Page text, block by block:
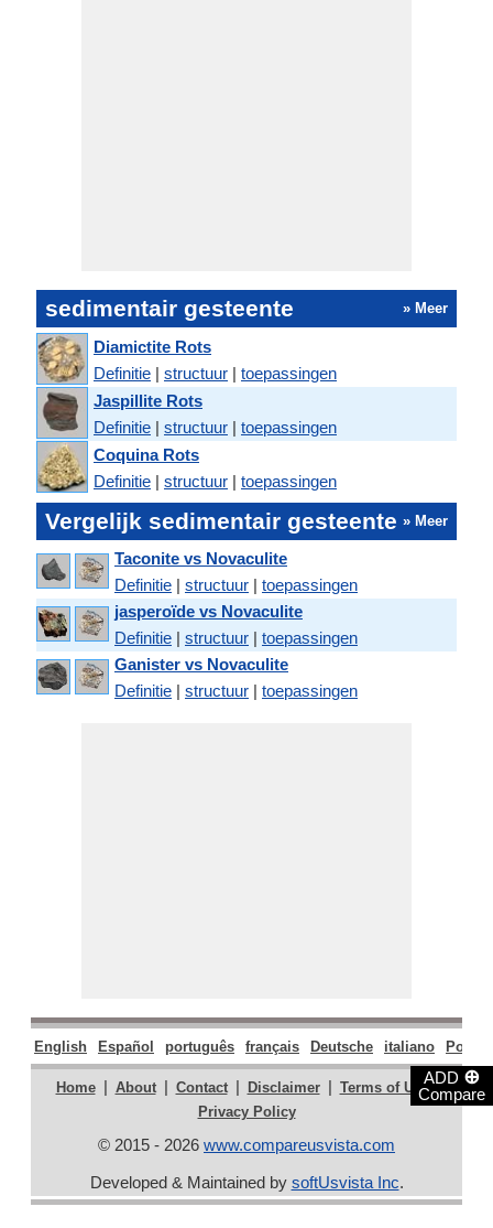
ADD ⊕
Compare
sedimentair gesteente » Meer
Diamictite Rots
Definitie | structuur | toepassingen
Jaspillite Rots
Definitie | structuur | toepassingen
Coquina Rots
Definitie | structuur | toepassingen
Vergelijk sedimentair gesteente » Meer
Taconite vs Novaculite
Definitie | structuur | toepassingen
jasperoïde vs Novaculite
Definitie | structuur | toepassingen
Ganister vs Novaculite
Definitie | structuur | toepassingen
English Español português français Deutsche italiano
Home | About | Contact | Disclaimer | Terms of Use |
Privacy Policy
© 2015 - 2026 www.compareusvista.com
Developed & Maintained by softUsvista Inc.